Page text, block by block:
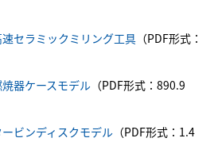
速セラミックミリング工具（PDF形式：
焼器ケースモデル（PDF形式：890.9
ービンディスクモデル（PDF形式：1.4